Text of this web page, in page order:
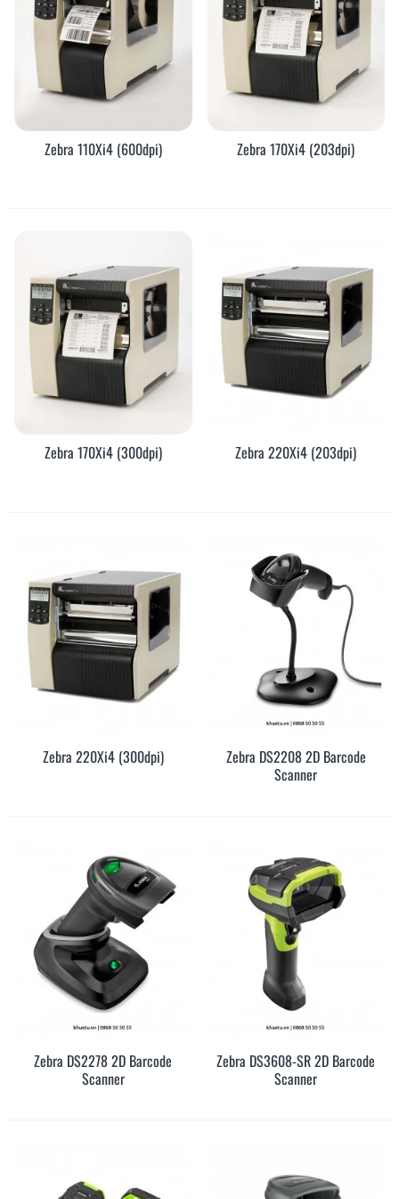
Zebra 110Xi4 (600dpi) Zebra 170Xi4 (203dpi)
Zebra 170Xi4 (300dpi) Zebra 220Xi4 (203dpi)
Zebra 220Xi4 (300dpi)
Zebra DS2208 2D Barcode
Scanner
Zebra DS2278 2D Barcode
Scanner
Zebra DS3608-SR 2D Barcode
Scanner